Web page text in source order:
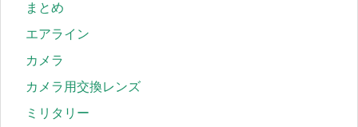
まとめ
エアライン
カメラ
カメラ用交換レンズ
ミリタリー